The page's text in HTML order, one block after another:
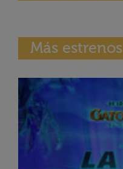
Más estrenos